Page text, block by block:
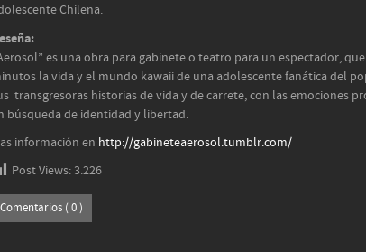
Chilena.
es una obra para gabinete o teatro para un espectador,
la vida y el mundo kawaii de una adolescente fanática del
transgresoras historias de vida y de carrete, con las emociones
búsqueda de identidad y libertad.
información en http://gabineteaerosol.tumblr.com/
Post Views:3.226
Comentarios ( 0 )